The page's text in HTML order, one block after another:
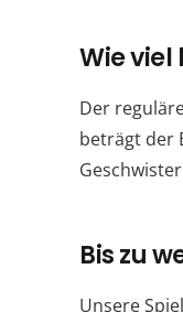
Wie viel
Der
beträgt der
Bis zu
Unsere